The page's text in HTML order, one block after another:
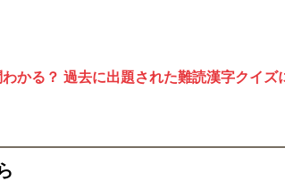
かる？ 過去に出題された難読漢字クイズ